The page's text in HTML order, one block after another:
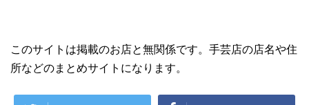
このサイトは掲載のお店と無関係です。手芸店の店名や住
所などのまとめサイトになります。